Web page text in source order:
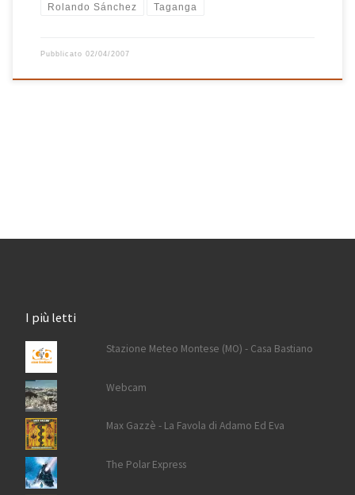
Rolando Sánchez Taganga
Pubblicato 02/04/2007
I più letti
Stazione Meteo Montese (MO) - Casa Bastiano
Webcam
Max Gazzè - La Favola di Adamo Ed Eva
The Polar Express